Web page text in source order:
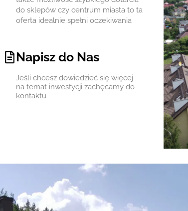
do sklepów czy centrum miasta to ta
oferta idealnie spełni oczekiwania
Napisz do Nas
Jeśli chcesz dowiedzieć się więcej
na temat inwestycji zachęcamy do
kontaktu